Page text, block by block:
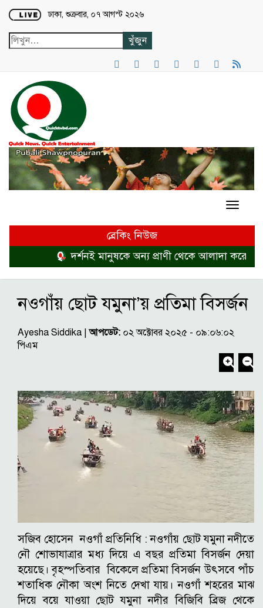
Loading...
ঢাকা, শুক্রবার, ০৭ আগস্ট ২০২৬
ব্রেকিং নিউজ
দর্শনই মানুষকে অন্য প্রাণী থেকে আলাদা করে
নওগাঁয় ছোট যমুনা’য় প্রতিমা বিসর্জন
Ayesha Siddika |আপডেট: ০২ অক্টোবর ২০২৫ - ০৯:০৬:০২
পিএম
সজিব হোসেন নওগাঁ প্রতিনিধি : নওগাঁয় ছোট যমুনা নদীতে
নৌ শোভাযাত্রার মধ্য দিয়ে এ বছর প্রতিমা বিসর্জন দেয়া
হয়েছে। বৃহস্পতিবার বিকেলে প্রতিমা বিসর্জন উৎসবে পাঁচ
শতাধিক নৌকা অংশ নিতে দেখা যায়। নওগাঁ শহরের মাঝ
দিয়ে বয়ে যাওয়া ছোট যমুনা নদীর বিজিবি ব্রিজ থেকে